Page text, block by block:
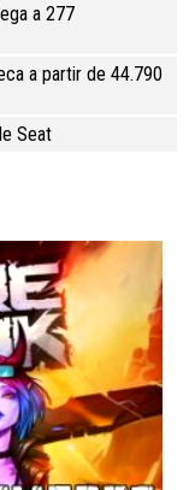
a 277
a partir de 44.790
Seat